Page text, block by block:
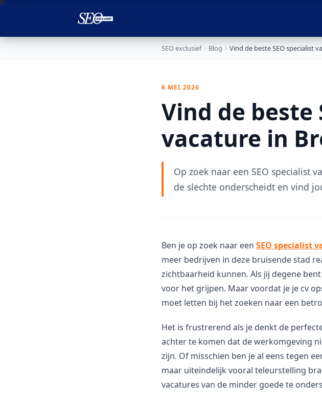
SEO exclusief Blog Vind de beste SEO specialist
6 MEI 2026
Vind de beste
vacature in
Op zoek naar een SEO specialist
de slechte onderscheidt en vind
Ben je op zoek naar een SEO specialist
meer bedrijven in deze bruisende stad
zichtbaarheid kunnen. Als jij degene
voor het grijpen. Maar voordat je je cv
moet letten bij het zoeken naar een
Het is frustrerend als je denkt de
achter te komen dat de werkomgeving
zijn. Of misschien ben je al eens tegen
maar uiteindelijk vooral teleurstelling
vacatures van de minder goede te